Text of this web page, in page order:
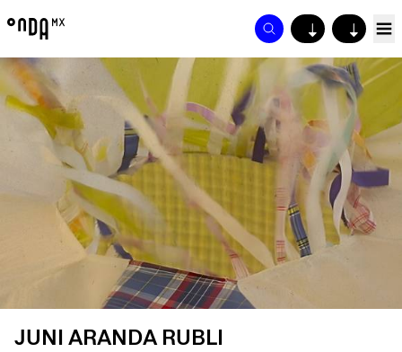
↓ ↓
JUNI ARANDA RUBLI